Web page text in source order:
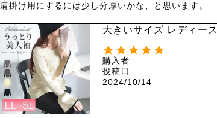
肩掛け用にするには少し分厚いかな、と思います。
大きいサイズ レディー
購入者
投稿日
2024/10/14